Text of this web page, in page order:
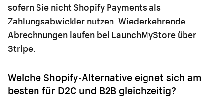
sofern Sie nicht Shopify Payments als
Zahlungsabwickler nutzen. Wiederkehrende
Abrechnungen laufen bei LaunchMyStore über
Stripe.
Welche Shopify-Alternative eignet sich am
besten für D2C und B2B gleichzeitig?